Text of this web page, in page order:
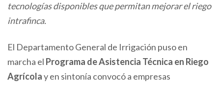
tecnologías disponibles que permitan mejorar el riego
intrafinca.
El Departamento General de Irrigación puso en
marcha el Programa de Asistencia Técnica en Riego
Agrícolay en sintonía convocó a empresas